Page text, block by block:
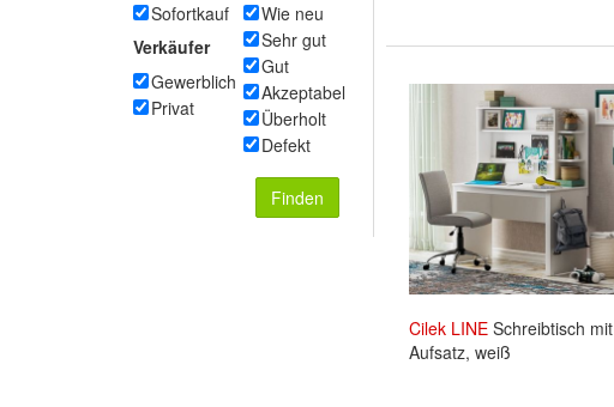
Sofortkauf
Verkäufer
Gewerblich
Privat
Wie neu
Sehr gut
Gut
Akzeptabel
Überholt
Defekt
Finden
Cilek LINE Schreibtisch mit
Aufsatz, weiß